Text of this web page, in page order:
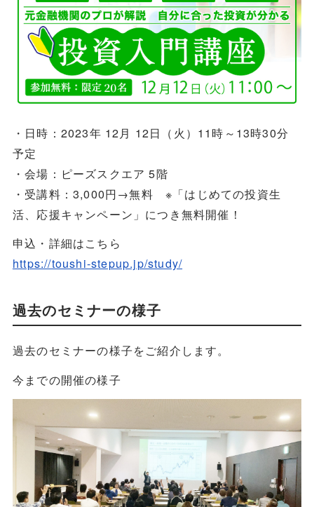
・日時：2023年 12月 12日（火）11時～13時30分
予定
・会場：ピーズスクエア 5階
・受講料：3,000円→無料 ※「はじめての投資生
活、応援キャンペーン」につき無料開催！
申込・詳細はこちら
https://toushi-stepup.jp/study/
過去のセミナーの様子
過去のセミナーの様子をご紹介します。
今までの開催の様子